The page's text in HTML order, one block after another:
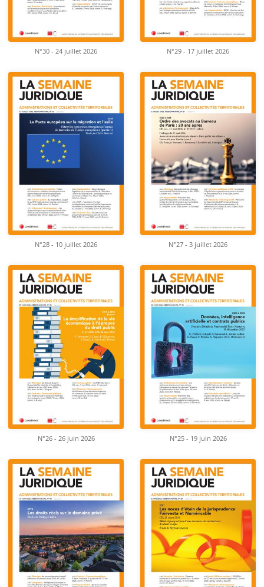
N°30 - 24 juillet 2026 N°29 - 17 juillet 2026
N°28 - 10 juillet 2026 N°27 - 3 juillet 2026
N°26 - 26 juin 2026 N°25 - 19 juin 2026